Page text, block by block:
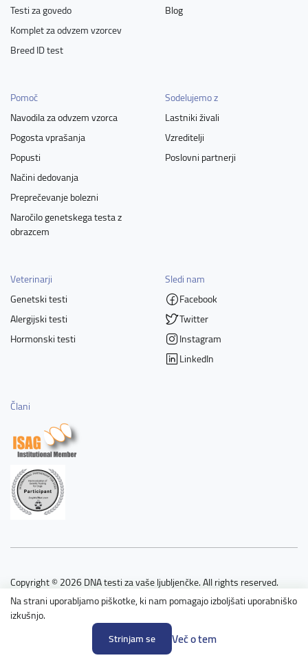
Na strani uporabljamo piškotke, ki nam pomagajo izboljšati uporabniško
izkušnjo.
Strinjam se
Več o tem
Testi za govedo
Komplet za odvzem vzorcev
Breed ID test
Blog
Pomoč
Navodila za odvzem vzorca
Pogosta vprašanja
Popusti
Načini dedovanja
Preprečevanje bolezni
Naročilo genetskega testa z
obrazcem
Sodelujemo z
Lastniki živali
Vzreditelji
Poslovni partnerji
Veterinarji
Genetski testi
Alergijski testi
Hormonski testi
Sledi nam
Facebook
Twitter
Instagram
LinkedIn
Člani
Copyright © 2026 DNA testi za vaše ljubljenčke. All rights reserved.
Pravila in pogoji uporabe